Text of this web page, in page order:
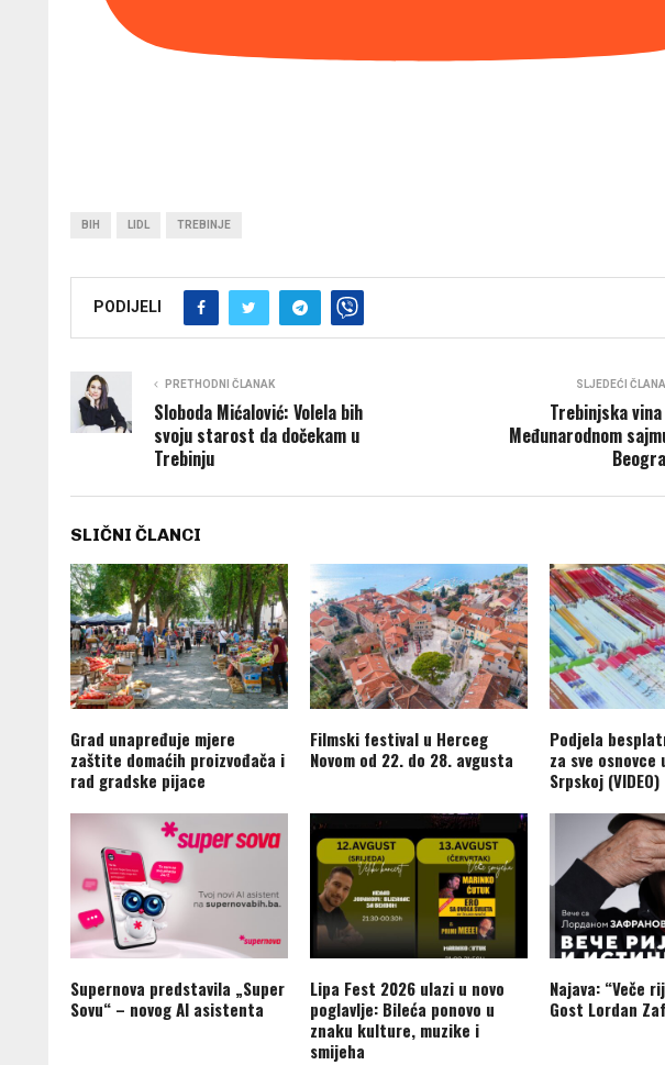
BIH LIDL TREBINJE
PODIJELI
PRETHODNI ČLANAK
Sloboda Mićalović: Volela bih
svoju starost da dočekam u
Trebinju
SLJEDEĆI
Trebinjska
Međunarodnom
SLIČNI ČLANCI
Grad unapređuje mjere
zaštite domaćih proizvođača i
rad gradske pijace
Filmski festival u Herceg
Novom od 22. do 28. avgusta
Podjela
za sve osnovce
Srpskoj (VIDEO)
Supernova predstavila „Super
Sovu“ – novog AI asistenta
Lipa Fest 2026 ulazi u novo
poglavlje: Bileća ponovo u
znaku kulture, muzike i
smijeha
Najava: “Veče
Gost Lordan